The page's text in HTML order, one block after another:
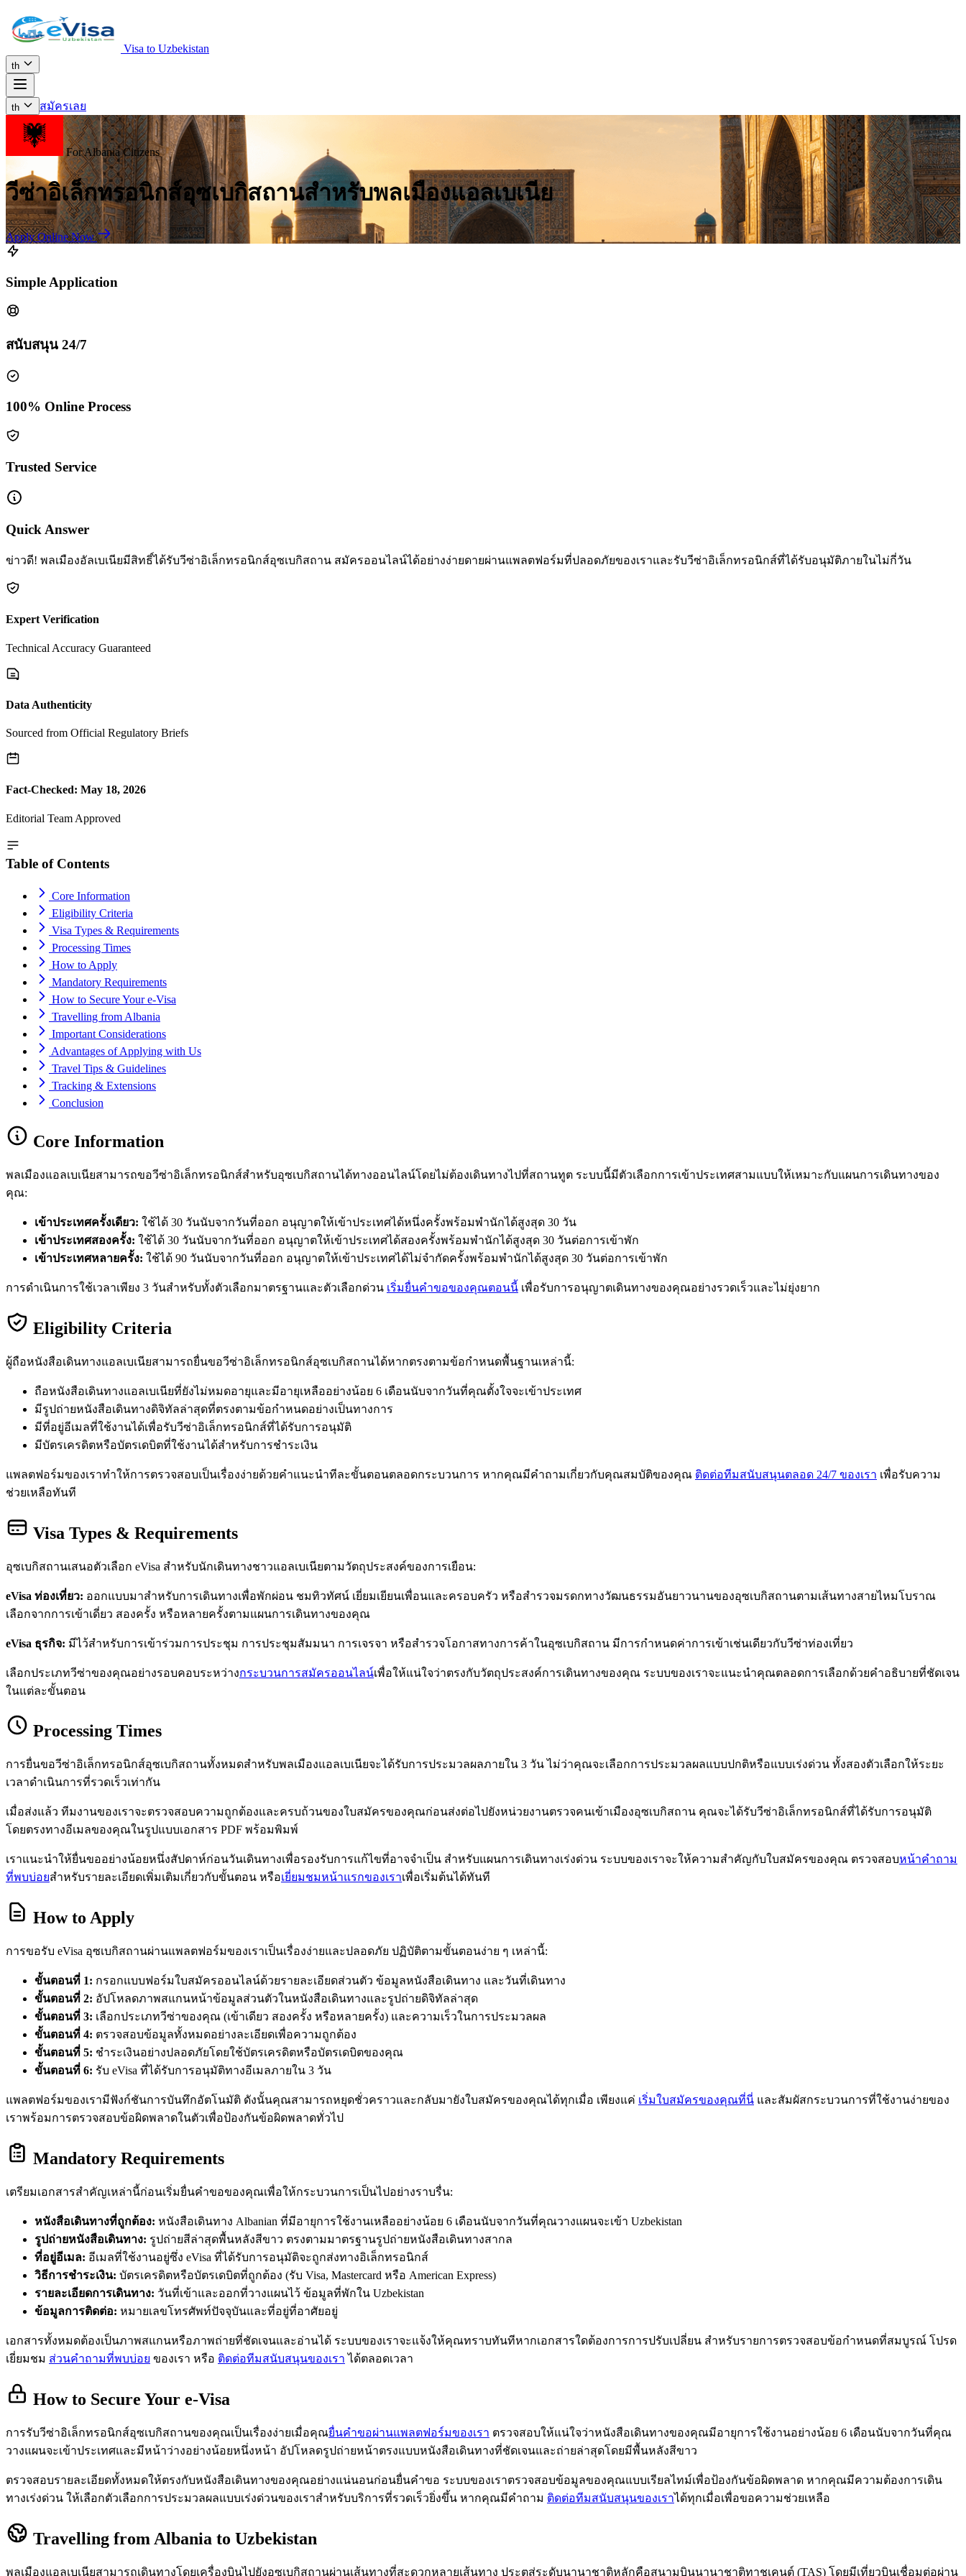
Visa to Uzbekistan
th
th สมัครเลย
For Albania Citizens
วีซ่าอิเล็กทรอนิกส์อุซเบกิสถานสำหรับพลเมืองแอลเบเนีย
Apply Online Now
Simple Application
สนับสนุน 24/7
100% Online Process
Trusted Service
Quick Answer
ข่าวดี! พลเมืองอัลเบเนียมีสิทธิ์ได้รับวีซ่าอิเล็กทรอนิกส์อุซเบกิสถาน สมัครออนไลน์ได้อย่างง่ายดายผ่านแพลตฟอร์มที่ปลอดภัยของเราและรับวีซ่าอิเล็กทรอนิกส์ที่ได้รับอนุมัติภายในไม่กี่วัน
Expert Verification
Technical Accuracy Guaranteed
Data Authenticity
Sourced from Official Regulatory Briefs
Fact-Checked: May 18, 2026
Editorial Team Approved
Table of Contents
Core Information
Eligibility Criteria
Visa Types & Requirements
Processing Times
How to Apply
Mandatory Requirements
How to Secure Your e-Visa
Travelling from Albania
Important Considerations
Advantages of Applying with Us
Travel Tips & Guidelines
Tracking & Extensions
Conclusion
Core Information
พลเมืองแอลเบเนียสามารถขอวีซ่าอิเล็กทรอนิกส์สำหรับอุซเบกิสถานได้ทางออนไลน์โดยไม่ต้องเดินทางไปที่สถานทูต ระบบนี้มีตัวเลือกการเข้าประเทศสามแบบให้เหมาะกับแผนการเดินทางของ
คุณ:
เข้าประเทศครั้งเดียว: ใช้ได้ 30 วันนับจากวันที่ออก อนุญาตให้เข้าประเทศได้หนึ่งครั้งพร้อมพำนักได้สูงสุด 30 วัน
เข้าประเทศสองครั้ง: ใช้ได้ 30 วันนับจากวันที่ออก อนุญาตให้เข้าประเทศได้สองครั้งพร้อมพำนักได้สูงสุด 30 วันต่อการเข้าพัก
เข้าประเทศหลายครั้ง: ใช้ได้ 90 วันนับจากวันที่ออก อนุญาตให้เข้าประเทศได้ไม่จำกัดครั้งพร้อมพำนักได้สูงสุด 30 วันต่อการเข้าพัก
การดำเนินการใช้เวลาเพียง 3 วันสำหรับทั้งตัวเลือกมาตรฐานและตัวเลือกด่วน เริ่มยื่นคำขอของคุณตอนนี้ เพื่อรับการอนุญาตเดินทางของคุณอย่างรวดเร็วและไม่ยุ่งยาก
Eligibility Criteria
ผู้ถือหนังสือเดินทางแอลเบเนียสามารถยื่นขอวีซ่าอิเล็กทรอนิกส์อุซเบกิสถานได้หากตรงตามข้อกำหนดพื้นฐานเหล่านี้:
ถือหนังสือเดินทางแอลเบเนียที่ยังไม่หมดอายุและมีอายุเหลืออย่างน้อย 6 เดือนนับจากวันที่คุณตั้งใจจะเข้าประเทศ
มีรูปถ่ายหนังสือเดินทางดิจิทัลล่าสุดที่ตรงตามข้อกำหนดอย่างเป็นทางการ
มีที่อยู่อีเมลที่ใช้งานได้เพื่อรับวีซ่าอิเล็กทรอนิกส์ที่ได้รับการอนุมัติ
มีบัตรเครดิตหรือบัตรเดบิตที่ใช้งานได้สำหรับการชำระเงิน
แพลตฟอร์มของเราทำให้การตรวจสอบเป็นเรื่องง่ายด้วยคำแนะนำทีละขั้นตอนตลอดกระบวนการ หากคุณมีคำถามเกี่ยวกับคุณสมบัติของคุณ ติดต่อทีมสนับสนุนตลอด 24/7 ของเรา เพื่อรับความ
ช่วยเหลือทันที
Visa Types & Requirements
อุซเบกิสถานเสนอตัวเลือก eVisa สำหรับนักเดินทางชาวแอลเบเนียตามวัตถุประสงค์ของการเยือน:
eVisa ท่องเที่ยว: ออกแบบมาสำหรับการเดินทางเพื่อพักผ่อน ชมทิวทัศน์ เยี่ยมเยียนเพื่อนและครอบครัว หรือสำรวจมรดกทางวัฒนธรรมอันยาวนานของอุซเบกิสถานตามเส้นทางสายไหมโบราณ
เลือกจากการเข้าเดี่ยว สองครั้ง หรือหลายครั้งตามแผนการเดินทางของคุณ
eVisa ธุรกิจ: มีไว้สำหรับการเข้าร่วมการประชุม การประชุมสัมมนา การเจรจา หรือสำรวจโอกาสทางการค้าในอุซเบกิสถาน มีการกำหนดค่าการเข้าเช่นเดียวกับวีซ่าท่องเที่ยว
เลือกประเภทวีซ่าของคุณอย่างรอบคอบระหว่างกระบวนการสมัครออนไลน์เพื่อให้แน่ใจว่าตรงกับวัตถุประสงค์การเดินทางของคุณ ระบบของเราจะแนะนำคุณตลอดการเลือกด้วยคำอธิบายที่ชัดเจน
ในแต่ละขั้นตอน
Processing Times
การยื่นขอวีซ่าอิเล็กทรอนิกส์อุซเบกิสถานทั้งหมดสำหรับพลเมืองแอลเบเนียจะได้รับการประมวลผลภายใน 3 วัน ไม่ว่าคุณจะเลือกการประมวลผลแบบปกติหรือแบบเร่งด่วน ทั้งสองตัวเลือกให้ระยะ
เวลาดำเนินการที่รวดเร็วเท่ากัน
เมื่อส่งแล้ว ทีมงานของเราจะตรวจสอบความถูกต้องและครบถ้วนของใบสมัครของคุณก่อนส่งต่อไปยังหน่วยงานตรวจคนเข้าเมืองอุซเบกิสถาน คุณจะได้รับวีซ่าอิเล็กทรอนิกส์ที่ได้รับการอนุมัติ
โดยตรงทางอีเมลของคุณในรูปแบบเอกสาร PDF พร้อมพิมพ์
เราแนะนำให้ยื่นขออย่างน้อยหนึ่งสัปดาห์ก่อนวันเดินทางเพื่อรองรับการแก้ไขที่อาจจำเป็น สำหรับแผนการเดินทางเร่งด่วน ระบบของเราจะให้ความสำคัญกับใบสมัครของคุณ ตรวจสอบหน้าคำถาม
ที่พบบ่อยสำหรับรายละเอียดเพิ่มเติมเกี่ยวกับขั้นตอน หรือเยี่ยมชมหน้าแรกของเราเพื่อเริ่มต้นได้ทันที
How to Apply
การขอรับ eVisa อุซเบกิสถานผ่านแพลตฟอร์มของเราเป็นเรื่องง่ายและปลอดภัย ปฏิบัติตามขั้นตอนง่าย ๆ เหล่านี้:
ขั้นตอนที่ 1: กรอกแบบฟอร์มใบสมัครออนไลน์ด้วยรายละเอียดส่วนตัว ข้อมูลหนังสือเดินทาง และวันที่เดินทาง
ขั้นตอนที่ 2: อัปโหลดภาพสแกนหน้าข้อมูลส่วนตัวในหนังสือเดินทางและรูปถ่ายดิจิทัลล่าสุด
ขั้นตอนที่ 3: เลือกประเภทวีซ่าของคุณ (เข้าเดียว สองครั้ง หรือหลายครั้ง) และความเร็วในการประมวลผล
ขั้นตอนที่ 4: ตรวจสอบข้อมูลทั้งหมดอย่างละเอียดเพื่อความถูกต้อง
ขั้นตอนที่ 5: ชำระเงินอย่างปลอดภัยโดยใช้บัตรเครดิตหรือบัตรเดบิตของคุณ
ขั้นตอนที่ 6: รับ eVisa ที่ได้รับการอนุมัติทางอีเมลภายใน 3 วัน
แพลตฟอร์มของเรามีฟังก์ชันการบันทึกอัตโนมัติ ดังนั้นคุณสามารถหยุดชั่วคราวและกลับมายังใบสมัครของคุณได้ทุกเมื่อ เพียงแค่ เริ่มใบสมัครของคุณที่นี่ และสัมผัสกระบวนการที่ใช้งานง่ายของ
เราพร้อมการตรวจสอบข้อผิดพลาดในตัวเพื่อป้องกันข้อผิดพลาดทั่วไป
Mandatory Requirements
เตรียมเอกสารสำคัญเหล่านี้ก่อนเริ่มยื่นคำขอของคุณเพื่อให้กระบวนการเป็นไปอย่างราบรื่น:
หนังสือเดินทางที่ถูกต้อง: หนังสือเดินทาง Albanian ที่มีอายุการใช้งานเหลืออย่างน้อย 6 เดือนนับจากวันที่คุณวางแผนจะเข้า Uzbekistan
รูปถ่ายหนังสือเดินทาง: รูปถ่ายสีล่าสุดพื้นหลังสีขาว ตรงตามมาตรฐานรูปถ่ายหนังสือเดินทางสากล
ที่อยู่อีเมล: อีเมลที่ใช้งานอยู่ซึ่ง eVisa ที่ได้รับการอนุมัติจะถูกส่งทางอิเล็กทรอนิกส์
วิธีการชำระเงิน: บัตรเครดิตหรือบัตรเดบิตที่ถูกต้อง (รับ Visa, Mastercard หรือ American Express)
รายละเอียดการเดินทาง: วันที่เข้าและออกที่วางแผนไว้ ข้อมูลที่พักใน Uzbekistan
ข้อมูลการติดต่อ: หมายเลขโทรศัพท์ปัจจุบันและที่อยู่ที่อาศัยอยู่
เอกสารทั้งหมดต้องเป็นภาพสแกนหรือภาพถ่ายที่ชัดเจนและอ่านได้ ระบบของเราจะแจ้งให้คุณทราบทันทีหากเอกสารใดต้องการการปรับเปลี่ยน สำหรับรายการตรวจสอบข้อกำหนดที่สมบูรณ์ โปรด
เยี่ยมชม ส่วนคำถามที่พบบ่อย ของเรา หรือ ติดต่อทีมสนับสนุนของเรา ได้ตลอดเวลา
How to Secure Your e-Visa
การรับวีซ่าอิเล็กทรอนิกส์อุซเบกิสถานของคุณเป็นเรื่องง่ายเมื่อคุณยื่นคำขอผ่านแพลตฟอร์มของเรา ตรวจสอบให้แน่ใจว่าหนังสือเดินทางของคุณมีอายุการใช้งานอย่างน้อย 6 เดือนนับจากวันที่คุณ
วางแผนจะเข้าประเทศและมีหน้าว่างอย่างน้อยหนึ่งหน้า อัปโหลดรูปถ่ายหน้าตรงแบบหนังสือเดินทางที่ชัดเจนและถ่ายล่าสุดโดยมีพื้นหลังสีขาว
ตรวจสอบรายละเอียดทั้งหมดให้ตรงกับหนังสือเดินทางของคุณอย่างแน่นอนก่อนยื่นคำขอ ระบบของเราตรวจสอบข้อมูลของคุณแบบเรียลไทม์เพื่อป้องกันข้อผิดพลาด หากคุณมีความต้องการเดิน
ทางเร่งด่วน ให้เลือกตัวเลือกการประมวลผลแบบเร่งด่วนของเราสำหรับบริการที่รวดเร็วยิ่งขึ้น หากคุณมีคำถาม ติดต่อทีมสนับสนุนของเราได้ทุกเมื่อเพื่อขอความช่วยเหลือ
Travelling from Albania to Uzbekistan
พลเมืองแอลเบเนียสามารถเดินทางโดยเครื่องบินไปยังอุซเบกิสถานผ่านเส้นทางที่สะดวกหลายเส้นทาง ประตูสู่ระดับนานาชาติหลักคือสนามบินนานาชาติทาชเคนต์ (TAS) โดยมีเที่ยวบินเชื่อมต่อผ่าน